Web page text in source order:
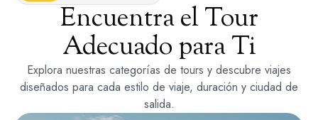
Encuentra el Tour
Adecuado para Ti
Explora nuestras categorías de tours y descubre viajes
diseñados para cada estilo de viaje, duración y ciudad de
salida.